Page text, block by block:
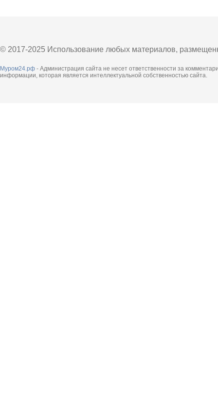
© 2017-2025 Использование любых материалов,
Муром24.рф - Администрация сайта не несет ответственности за
информации, которая является интеллектуальной собственностью сайта.